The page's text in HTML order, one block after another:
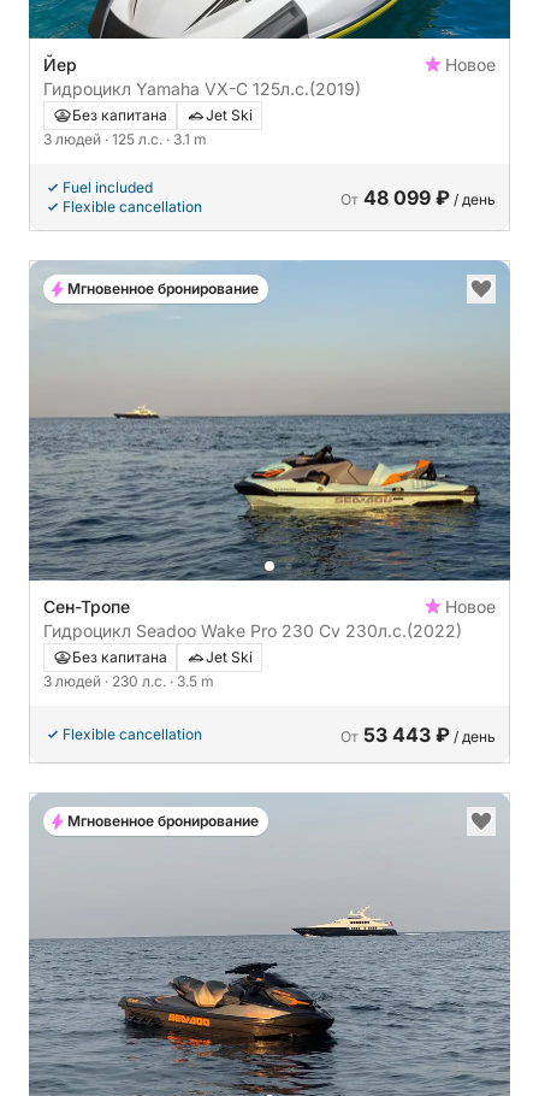
Йер
Новое
Гидроцикл Yamaha VX-C 125л.с.(2019)
Без капитана
Jet Ski
3 людей · 125 л.с. · 3.1 m
Fuel included
Flexible cancellation
От 48 099 ₽ / день
Сен-Тропе
Новое
Гидроцикл Seadoo Wake Pro 230 Cv 230л.с.(2022)
Без капитана
Jet Ski
3 людей · 230 л.с. · 3.5 m
Flexible cancellation От 53 443 ₽ / день
Мгновенное бронирование
Мгновенное бронирование